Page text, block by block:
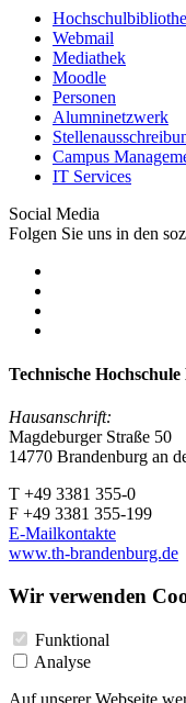
Webmail
Mediathek
Moodle
Personen
Alumninetzwerk
Campus
IT Services
Social Media
Folgen Sie uns in den
Technische
Hausanschrift:
Magdeburger Straße 50
14770 Brandenburg an
T +49 3381 355-0
F +49 3381 355-199
E-Mailkontakte
www.th-brandenburg.de
Wir verwenden
Funktional
Analyse